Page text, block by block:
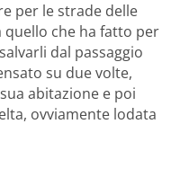
per le strade delle
quello che ha fatto per
dal passaggio
su due volte,
abitazione e poi
ovviamente lodata